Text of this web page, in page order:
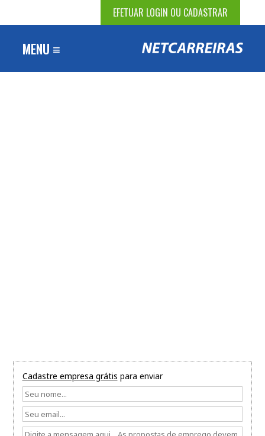
EFETUAR LOGIN OU CADASTRAR
MENU ≡
Cadastre empresa grátis para enviar